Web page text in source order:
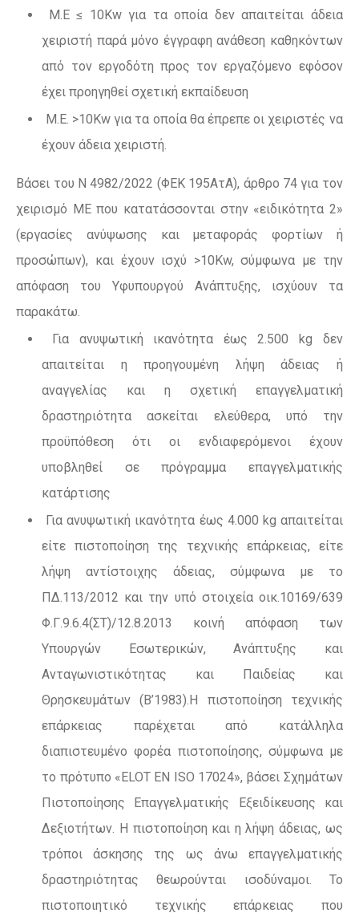
Μ.Ε ≤ 10Kw για τα οποία δεν απαιτείται άδεια
χειριστή παρά μόνο έγγραφη ανάθεση καθηκόντων
από τον εργοδότη προς τον εργαζόμενο εφόσον
έχει προηγηθεί σχετική εκπαίδευση
Μ.Ε. >10Kw για τα οποία θα έπρεπε οι χειριστές να
έχουν άδεια χειριστή.
Βάσει του Ν 4982/2022 (ΦΕΚ 195ΑτΑ), άρθρο 74 για τον
χειρισμό ΜΕ που κατατάσσονται στην «ειδικότητα 2»
(εργασίες ανύψωσης και μεταφοράς φορτίων ή
προσώπων), και έχουν ισχύ >10Kw, σύμφωνα με την
απόφαση του Υφυπουργού Ανάπτυξης, ισχύουν τα
παρακάτω.
Για ανυψωτική ικανότητα έως 2.500 kg δεν
απαιτείται η προηγουμένη λήψη άδειας ή
αναγγελίας και η σχετική επαγγελματική
δραστηριότητα ασκείται ελεύθερα, υπό την
προϋπόθεση ότι οι ενδιαφερόμενοι έχουν
υποβληθεί σε πρόγραμμα επαγγελματικής
κατάρτισης
Για ανυψωτική ικανότητα έως 4.000 kg απαιτείται
είτε πιστοποίηση της τεχνικής επάρκειας, είτε
λήψη αντίστοιχης άδειας, σύμφωνα με το
ΠΔ.113/2012 και την υπό στοιχεία οικ.10169/639
Φ.Γ.9.6.4(ΣΤ)/12.8.2013 κοινή απόφαση των
Υπουργών Εσωτερικών, Ανάπτυξης και
Ανταγωνιστικότητας και Παιδείας και
Θρησκευμάτων (Β’1983).Η πιστοποίηση τεχνικής
επάρκειας παρέχεται από κατάλληλα
διαπιστευμένο φορέα πιστοποίησης, σύμφωνα με
το πρότυπο «ELOT ΕΝ ISO 17024», βάσει Σχημάτων
Πιστοποίησης Επαγγελματικής Εξειδίκευσης και
Δεξιοτήτων. Η πιστοποίηση και η λήψη άδειας, ως
τρόποι άσκησης της ως άνω επαγγελματικής
δραστηριότητας θεωρούνται ισοδύναμοι. Το
πιστοποιητικό τεχνικής επάρκειας που